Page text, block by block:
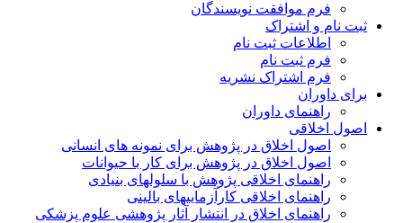
فرم موافقت نویسندگان
ثبت نام و اشتراک
اطلاعات ثبت نام
فرم ثبت نام
فرم اشتراک نشریه
برای داوران
راهنمای داوران
اصول اخلاقی
اصول اخلاق در پژوهش برای نمونه های انسانی
اصول اخلاق در پژوهش برای کار با حیوانات
راهنمای اخلاقی پژوهش با سلولهای بنیادی
راهنمای اخلاقی کارآزماییهای بالینی
راهنمای اخلاق در انتشار آثار پژوهشی علوم پزشکی